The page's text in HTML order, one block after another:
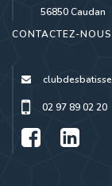
56850 Caudan
CONTACTEZ-NOUS
02 97 89 02 20